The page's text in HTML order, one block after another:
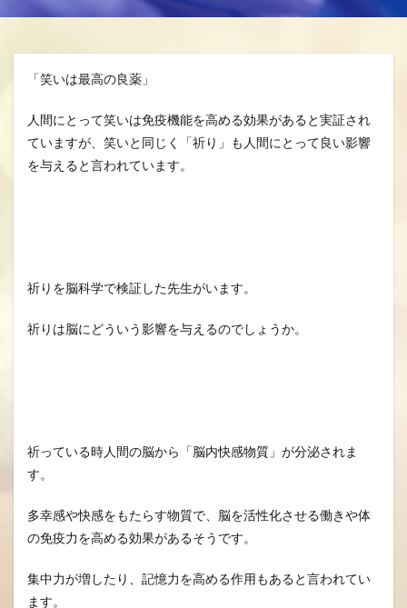
「笑いは最高の良薬」
人間にとって笑いは免疫機能を高める効果があると実証され
ていますが、笑いと同じく「祈り」も人間にとって良い影響
を与えると言われています。
祈りを脳科学で検証した先生がいます。
祈りは脳にどういう影響を与えるのでしょうか。
祈っている時人間の脳から「脳内快感物質」が分泌されま
す。
多幸感や快感をもたらす物質で、脳を活性化させる働きや体
の免疫力を高める効果があるそうです。
集中力が増したり、記憶力を高める作用もあると言われてい
ます。
生きる、幸せ、安らかに
空、雲、思いやり
龍さん、見える見えない、当たり前に備わる機能
検索